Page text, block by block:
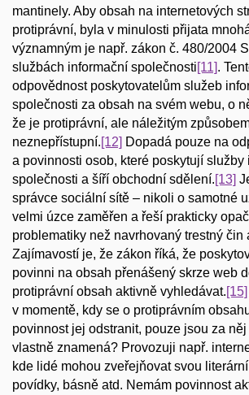
mantinely. Aby obsah na internetových
protiprávní, byla v minulosti přijata
významným je např. zákon č. 480/2004
službách informační společnosti[11].
odpovědnost poskytovatelům služeb
společnosti za obsah na svém webu, o
že je protiprávní, ale náležitým
neznepřístupní.[12] Dopadá pouze na
a povinnosti osob, které poskytují služby
společnosti a šíří obchodní sdělení.[13]
správce sociální sítě – nikoli o samotné
velmi úzce zaměřen a řeší prakticky
problematiky než navrhovaný trestný čin
Zajímavostí je, že zákon říká, že
povinni na obsah přenášený skrze web
protiprávní obsah aktivně vyhledávat.[15]
v momentě, kdy se o protiprávním
povinnost jej odstranit, pouze jsou za
vlastně znamená? Provozuji např.
kde lidé mohou zveřejňovat svou
povídky, básně atd. Nemám povinnost